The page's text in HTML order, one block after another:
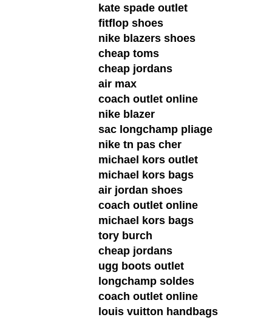
kate spade outlet
fitflop shoes
nike blazers shoes
cheap toms
cheap jordans
air max
coach outlet online
nike blazer
sac longchamp pliage
nike tn pas cher
michael kors outlet
michael kors bags
air jordan shoes
coach outlet online
michael kors bags
tory burch
cheap jordans
ugg boots outlet
longchamp soldes
coach outlet online
louis vuitton handbags